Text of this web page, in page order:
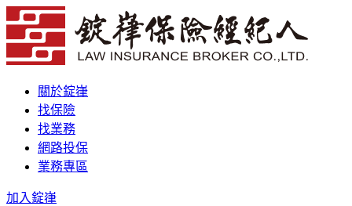
關於錠嵂
找保險
找業務
網路投保
業務專區
加入錠嵂